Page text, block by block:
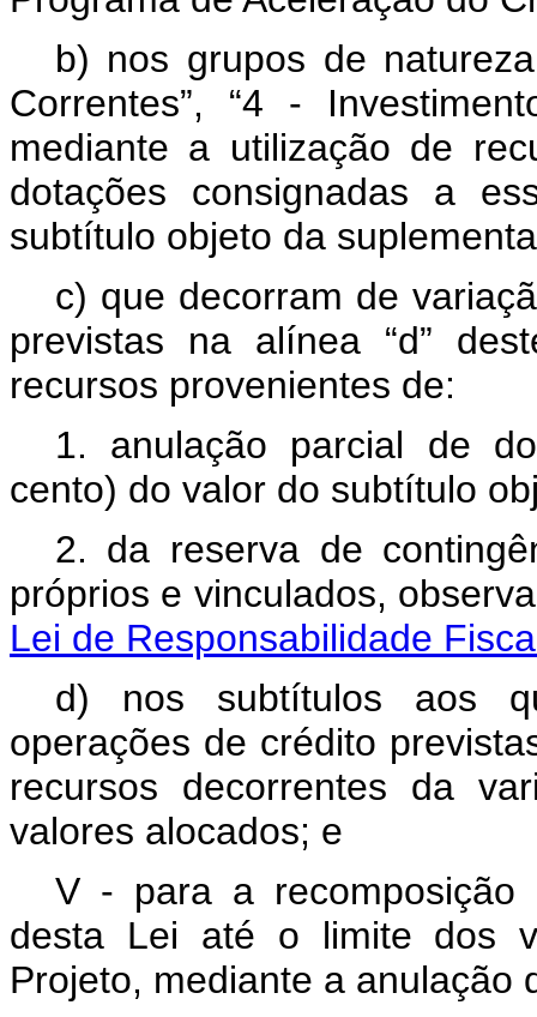
b) nos grupos de
Correntes”, “4 -
mediante a utilização de
dotações consignadas a
subtítulo objeto da
c) que decorram de
previstas na alínea “d”
recursos provenientes de:
1. anulação parcial de
cento) do valor do subtítulo
2. da reserva de
próprios e vinculados,
Lei de Responsabilidade
d) nos subtítulos aos
operações de crédito
recursos decorrentes da
valores alocados; e
V - para a recomposição
desta Lei até o limite dos
Projeto, mediante a anulação